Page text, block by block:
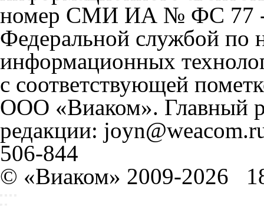
номер СМИ ИА № ФС 77 -
Федеральной службой по
информационных
с соответствующей
ООО «Виаком». Главный
редакции:
506-844
© «Виаком» 2009-2026